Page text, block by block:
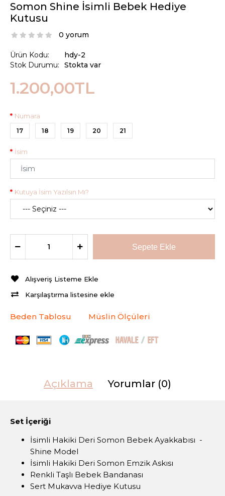
Somon Shine İsimli Bebek Hediye
Kutusu
0 yorum
Ürün Kodu:
Stok Durumu:
hdy-2
Stokta var
1.200,00TL
Numara
17 18 19 20 21
İsim
Kutuya İsim Yazılsın Mı?
Alışveriş Listeme Ekle
Karşılaştırma listesine ekle
Beden Tablosu Müslin Ölçüleri
Açıklama Yorumlar (0)
Set İçeriği
İsimli Hakiki Deri Somon Bebek Ayakkabısı -
Shine Model
İsimli Hakiki Deri Somon Emzik Askısı
Renkli Taşlı Bebek Bandanası
Sert Mukavva Hediye Kutusu